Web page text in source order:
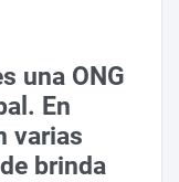
una ONG
En
varias
brinda